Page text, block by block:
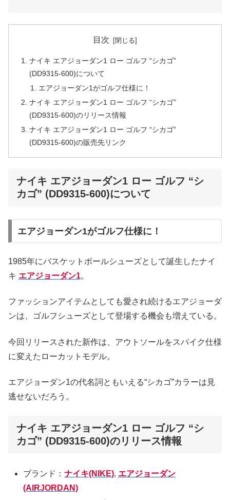
目次
ナイキ エアジョーダン1 ロー ゴルフ “シカゴ”
(DD9315-600)について
エアジョーダン1がゴルフ仕様に！
ナイキ エアジョーダン1 ロー ゴルフ “シカゴ”
(DD9315-600)のリリース情報
ナイキ エアジョーダン1 ロー ゴルフ “シカゴ”
(DD9315-600)の販売先リンク
ナイキ エアジョーダン1 ロー ゴルフ “シ
カゴ” (DD9315-600)について
エアジョーダン1がゴルフ仕様に！
1985年にバスケットボールシューズとして誕生したナイ
キ エアジョーダン1。
ファッションアイテムとしても愛され続けるエアジョーダ
ンは、ゴルフシューズとして登場する機会も増えている。
今回リリースされた新作は、アウトソールをスパイク仕様
に変えたローカットモデル。
エアジョーダン1の代名詞ともいえる“シカゴ”カラーは見
逃せないだろう。
ナイキ エアジョーダン1 ロー ゴルフ “シ
カゴ” (DD9315-600)のリリース情報
ブランド：ナイキ(NIKE), エアジョーダン
(AIRJORDAN)